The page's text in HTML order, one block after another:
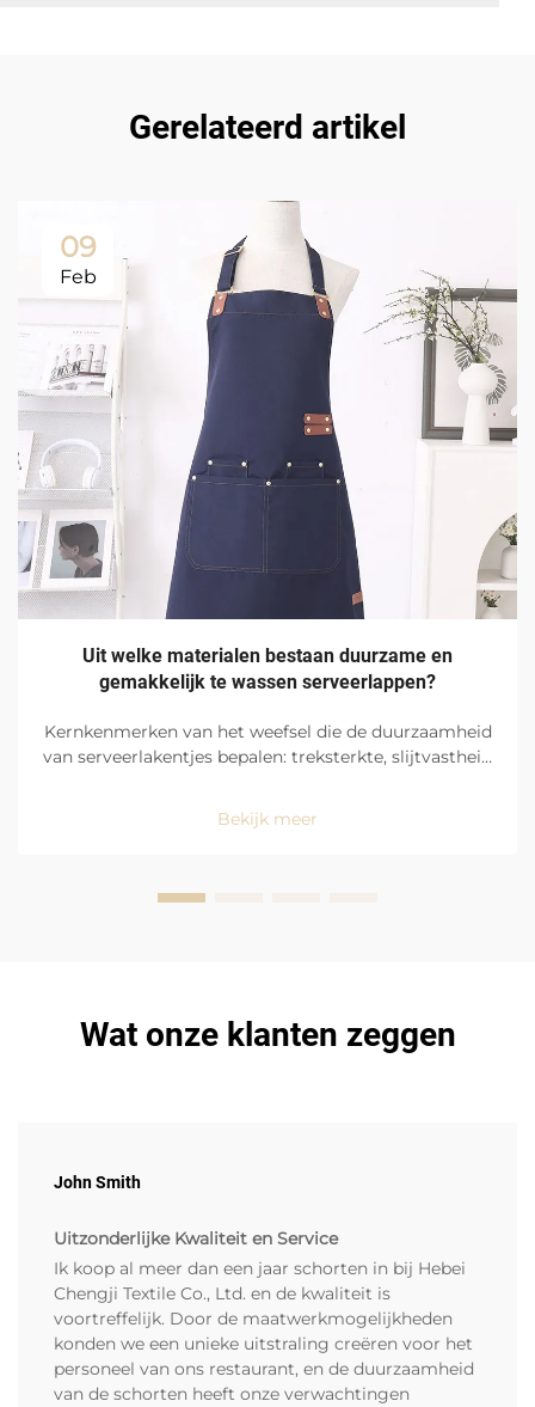
Gerelateerd artikel
09
Feb
Uit welke materialen bestaan duurzame en
gemakkelijk te wassen serveerlappen?
Kernkenmerken van het weefsel die de duurzaamheid
van serveerlakentjes bepalen: treksterkte, slijtvastheid
dagelijkse belasting en vereisen daarom uiterst
Bekijk meer
Wat onze klanten zeggen
John Smith
Uitzonderlijke Kwaliteit en Service
Ik koop al meer dan een jaar schorten in bij Hebei
Chengji Textile Co., Ltd. en de kwaliteit is
voortreffelijk. Door de maatwerkmogelijkheden
konden we een unieke uitstraling creëren voor het
personeel van ons restaurant, en de duurzaamheid
van de schorten heeft onze verwachtingen